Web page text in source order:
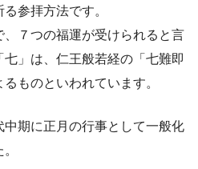
参拝方法です。
７つの福運が受けられると言
」は、仁王般若経の「七難即
ものといわれています。
期に正月の行事として一般化